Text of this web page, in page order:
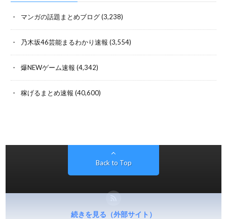
続きを見る（外部サイト）